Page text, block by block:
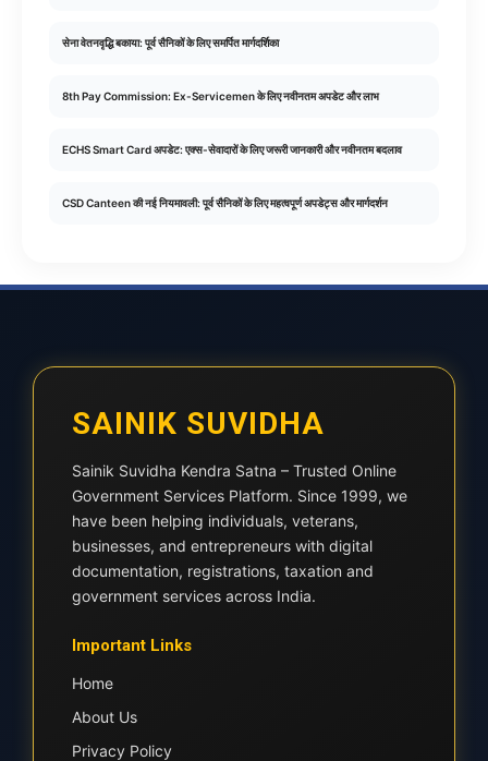
सेना वेतनवृद्धि बकाया: पूर्व सैनिकों के लिए समर्पित मार्गदर्शिका
8th Pay Commission: Ex-Servicemen के लिए नवीनतम अपडेट और लाभ
ECHS Smart Card अपडेट: एक्स-सेवादारों के लिए जरूरी जानकारी और नवीनतम बदलाव
CSD Canteen की नई नियमावली: पूर्व सैनिकों के लिए महत्वपूर्ण अपडेट्स और मार्गदर्शन
SAINIK SUVIDHA
Sainik Suvidha Kendra Satna – Trusted Online
Government Services Platform. Since 1999, we
have been helping individuals, veterans,
businesses, and entrepreneurs with digital
documentation, registrations, taxation and
government services across India.
Important Links
Home
About Us
Privacy Policy